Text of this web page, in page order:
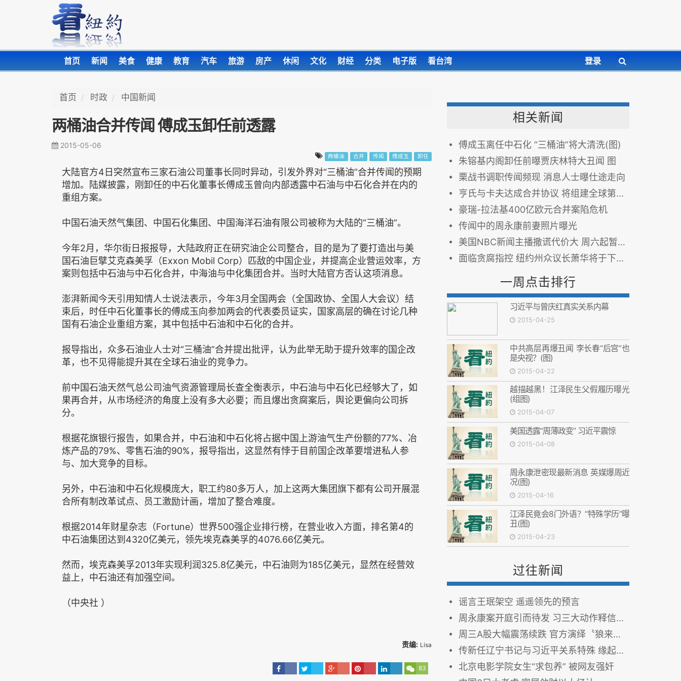
首页 新闻 美食 健康 教育 汽车 旅游 房产 休闲 文化 财经 分类 电子版 看台湾 登录
首页 时政 中国新闻
两桶油合并传闻 傅成玉卸任前透露
2015-05-06
两桶油 合并 传闻 傅成玉 卸任
大陆官方4日突然宣布三家石油公司董事长同时异动，引发外界对“三桶油”合并传闻的预期
增加。陆媒披露，刚卸任的中石化董事长傅成玉曾向内部透露中石油与中石化合并在内的
重组方案。
中国石油天然气集团、中国石化集团、中国海洋石油有限公司被称为大陆的“三桶油”。
今年2月，华尔街日报报导，大陆政府正在研究油企公司整合，目的是为了要打造出与美
国石油巨擘艾克森美孚（Exxon Mobil Corp）匹敌的中国企业，并提高企业营运效率，方
案则包括中石油与中石化合并，中海油与中化集团合并。当时大陆官方否认这项消息。
澎湃新闻今天引用知情人士说法表示，今年3月全国两会（全国政协、全国人大会议）结
束后，时任中石化董事长的傅成玉向参加两会的代表委员证实，国家高层的确在讨论几种
国有石油企业重组方案，其中包括中石油和中石化的合并。
报导指出，众多石油业人士对“三桶油”合并提出批评，认为此举无助于提升效率的国企改
革，也不见得能提升其在全球石油业的竞争力。
前中国石油天然气总公司油气资源管理局长查全衡表示，中石油与中石化已经够大了，如
果再合并，从市场经济的角度上没有多大必要；而且爆出贪腐案后，舆论更偏向公司拆
分。
根据花旗银行报告，如果合并，中石油和中石化将占据中国上游油气生产份额的77%、冶
炼产品的79%、零售石油的90%，报导指出，这显然有悖于目前国企改革要增进私人参
与、加大竞争的目标。
另外，中石油和中石化规模庞大，职工约80多万人，加上这两大集团旗下都有公司开展混
合所有制改革试点、员工激励计画，增加了整合难度。
根据2014年财星杂志（Fortune）世界500强企业排行榜，在营业收入方面，排名第4的
中石油集团达到4320亿美元，领先埃克森美孚的4076.66亿美元。
然而，埃克森美孚2013年实现利润325.8亿美元，中石油则为185亿美元，显然在经营效
益上，中石油还有加强空间。
（中央社 ）
责编: Lisa
83
相关新闻
傅成玉离任中石化 “三桶油”将大清洗(图)
朱镕基内阁卸任前曝贾庆林特大丑闻 图
栗战书调职传闻频现 消息人士曝仕途走向
亨氏与卡夫达成合并协议 将组建全球第五大食品帝国
豪瑞-拉法基400亿欧元合并案陷危机
传闻中的周永康前妻照片曝光
美国NBC新闻主播撒谎代价大 周六起暂卸任
面临贪腐指控 纽约州众议长萧华将于下周一卸任
一周点击排行
习近平与曾庆红真实关系内幕
2015-04-25
中共高层再爆丑闻 李长春“后宫”也
是央视？(图)
2015-04-22
越描越黑！江泽民生父假履历曝光
(组图)
2015-04-07
美国透露“周薄政变” 习近平震惊
2015-04-08
周永康泄密现最新消息 英媒爆周近
况(图)
2015-04-16
江泽民竟会8门外语？“特殊学历”曝
丑(图)
2015-04-23
过往新闻
谣言王珉架空 遥遥领先的预言
周永康案开庭引而待发 习三大动作释信号 图——审周前戏
周三A股大幅震荡续跌 官方演绎〝狼来了〞故事
传新任辽宁书记与习近平关系特殊 缘起习仲勋
北京电影学院女生“求包养” 被网友强奸